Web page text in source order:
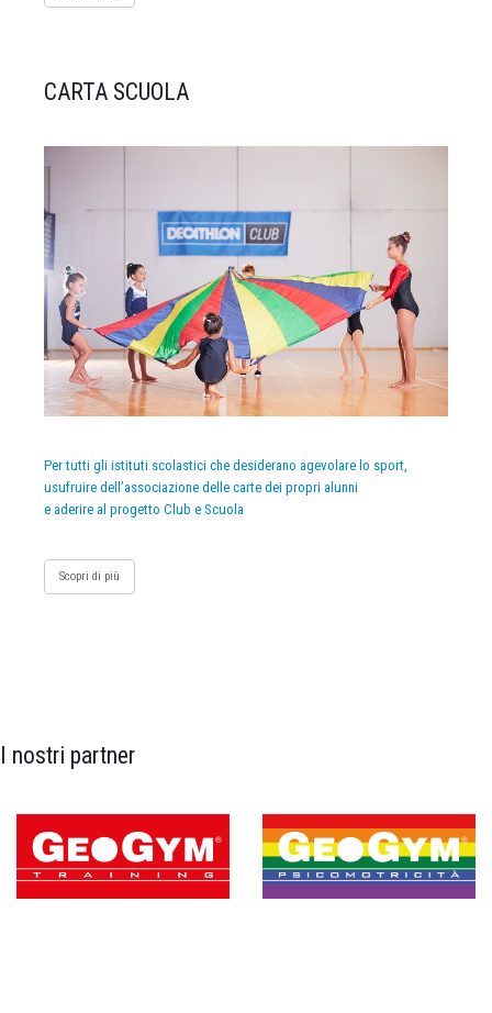
CARTA SCUOLA
Per tutti gli istituti scolastici che desiderano agevolare lo sport,
usufruire dell’associazione delle carte dei propri alunni
e aderire al progetto Club e Scuola
Scopri di più
I nostri partner